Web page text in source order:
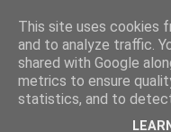
Está de
3/8/26
This site uses cookies
and to analyze traffic.
shared with Google
metrics to ensure
statistics, and to